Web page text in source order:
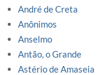
André de Creta
Anônimos
Anselmo
Antão, o Grande
Astério de Amaseia